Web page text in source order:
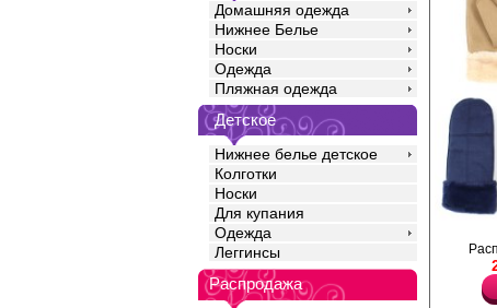
Домашняя одежда
Нижнее Белье
Носки
Одежда
Пляжная одежда
Детское
Нижнее белье детское
Колготки
Носки
Для купания
Одежда
Леггинсы
Распродажа
Варежки женские
из искусственного
Акрил 70%
Ангора 18%